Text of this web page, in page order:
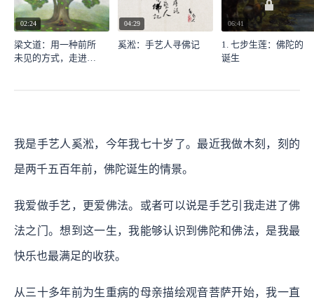
02:24
梁文道：用一种前所
未见的方式，走进佛
04:29
奚淞：手艺人寻佛记
06:41
1. 七步生莲：佛陀的
诞生
我是手艺人奚淞，今年我七十岁了。最近我做木刻，刻的
是两千五百年前，佛陀诞生的情景。
我爱做手艺，更爱佛法。或者可以说是手艺引我走进了佛
法之门。想到这一生，我能够认识到佛陀和佛法，是我最
快乐也最满足的收获。
从三十多年前为生重病的母亲描绘观音菩萨开始，我一直